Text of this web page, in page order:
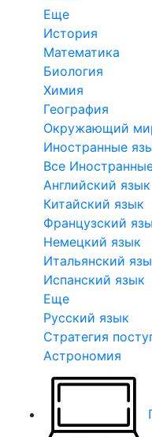
Еще
История
Математика
Биология
Химия
География
Окружающий
Иностранные
Все
Английский язык
Китайский язык
Французский
Немецкий язык
Итальянский
Испанский язык
Еще
Русский язык
Стратегия
Астрономия